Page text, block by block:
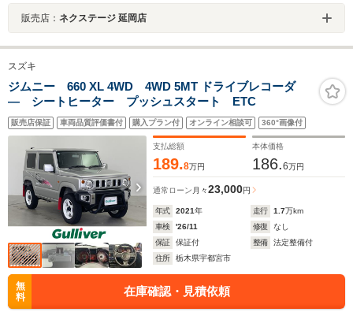
販売店： ネクステージ 延岡店
スズキ
ジムニー 660 XL 4WD 4WD 5MT ドライブレコーダ
― シートヒーター プッシュスタート ETC
販売店保証 車両品質評価書付 購入プラン付 オンライン相談可 360°画像付
支払総額
189.8万円
本体価格
186.6万円
通常ローン 月々23,000円
年式 2021年 走行 1.7万km
車検
'26/11 修復
なし
保証
保証付 整備
法定整備付
住所
栃木県宇都宮市
無
料
在庫確認・見積依頼